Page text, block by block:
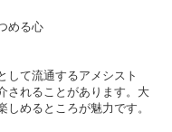
める心
して流通するアメシスト
されることがあります。大
めるところが魅力です。